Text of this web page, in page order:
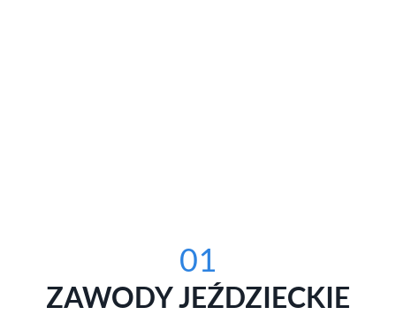
01
ZAWODY JEŹDZIECKIE